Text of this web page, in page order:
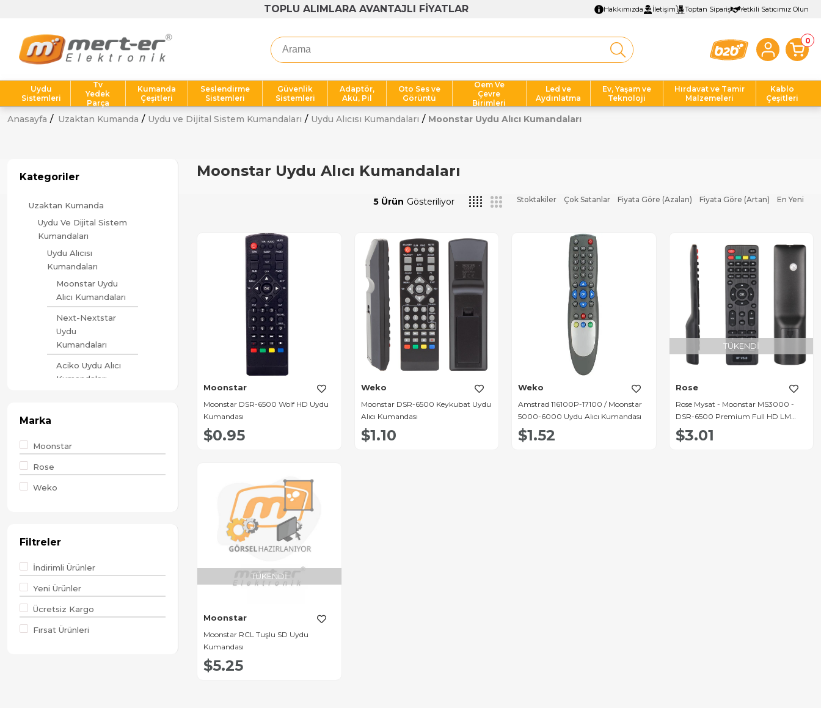
TOPLU ALIMLARA AVANTAJLI FİYATLAR Hakkımızda İletişim Toptan Sipariş Yetkili Satıcımız Olun
0
Uydu
Sistemleri
Tv
Yedek
Parça
Kumanda
Çeşitleri
Seslendirme
Sistemleri
Güvenlik
Sistemleri
Adaptör,
Akü, Pil
Oto Ses ve
Görüntü
Oem Ve
Çevre
Birimleri
Led ve
Aydınlatma
Ev, Yaşam ve
Teknoloji
Hırdavat ve Tamir
Malzemeleri
Kablo
Çeşitleri
Anasayfa Uzaktan Kumanda Uydu ve Dijital Sistem Kumandaları Uydu Alıcısı Kumandaları Moonstar Uydu Alıcı Kumandaları
Kategoriler
Uzaktan Kumanda
Uydu Ve Dijital Sistem
Kumandaları
Uydu Alıcısı
Kumandaları
Moonstar Uydu
Alıcı Kumandaları
Next-Nextstar
Uydu
Kumandaları
Aciko Uydu Alıcı
Kumandaları
Kumandaları
Kumandaları
Asahi Uydu Alıcı
Kumandaları
Trident Uydu Alıcı
Kumandaları
Marka
Moonstar
Rose
Weko
Filtreler
İndirimli Ürünler
Yeni Ürünler
Ücretsiz Kargo
Fırsat Ürünleri
Moonstar Uydu Alıcı Kumandaları
En Yeni
Fiyata Göre (Artan)
Fiyata Göre (Azalan)
Çok Satanlar
Stoktakiler
5 Ürün
Moonstar
Moonstar DSR-6500 Wolf HD Uydu
Kumandası
$0.95
Weko
Moonstar DSR-6500 Keykubat Uydu
Alıcı Kumandası
$1.10
Weko
Amstrad 116100P-17100 / Moonstar
5000-6000 Uydu Alıcı Kumandası
$1.52
TÜKENDI
Rose
Rose Mysat - Moonstar MS3000 -
DSR-6500 Premium Full HD LM
Tuşlu Bluetooth V5.0 Uydu Alıcı
Kumandası
$3.01
TÜKENDI
Moonstar
Moonstar RCL Tuşlu SD Uydu
Kumandası
$5.25